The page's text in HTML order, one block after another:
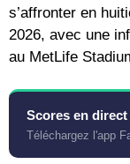
s’affronter en
2026, avec une
au MetLife
Scores en
Téléchargez l'app